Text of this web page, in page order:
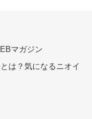
マガジン
は？気になるニオイ